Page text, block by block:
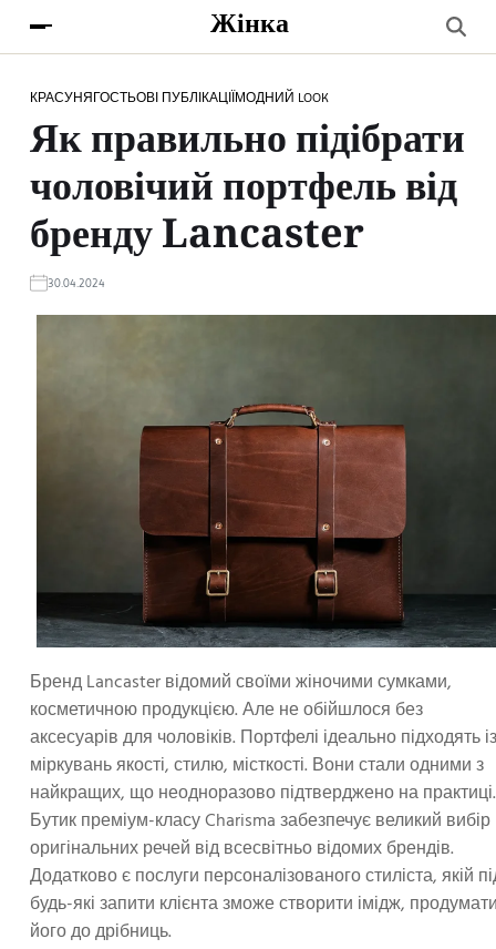
Жінка
КРАСУНЯ ГОСТЬОВІ ПУБЛІКАЦІЇ МОДНИЙ LOOK
Як правильно підібрати
чоловічий портфель від
бренду Lancaster
30.04.2024
Бренд Lancaster відомий своїми жіночими сумками,
косметичною продукцією. Але не обійшлося без
аксесуарів для чоловіків. Портфелі ідеально підходять із
міркувань якості, стилю, місткості. Вони стали одними з
найкращих, що неодноразово підтверджено на практиці.
Бутик преміум-класу Charisma забезпечує великий вибір
оригінальних речей від всесвітньо відомих брендів.
Додатково є послуги персоналізованого стиліста, якій
будь-які запити клієнта зможе створити імідж,
його до дрібниць.